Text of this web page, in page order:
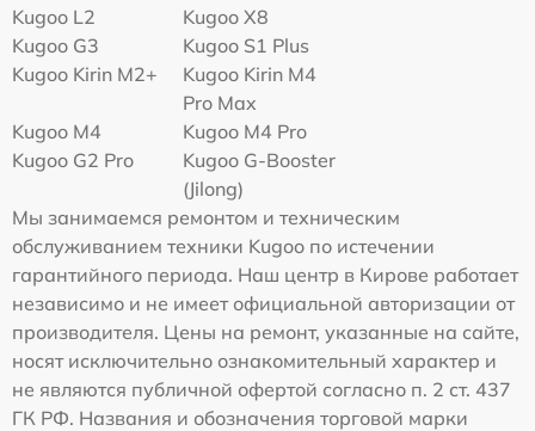
Kugoo L2
Kugoo X8
Kugoo G3
Kugoo S1 Plus
Kugoo Kirin M2+
Kugoo Kirin M4
Pro Max
Kugoo M4
Kugoo M4 Pro
Kugoo G2 Pro
Kugoo G-Booster
(Jilong)
Мы занимаемся ремонтом и техническим
обслуживанием техники Kugoo по истечении
гарантийного периода. Наш центр в Кирове работает
независимо и не имеет официальной авторизации от
производителя. Цены на ремонт, указанные на сайте,
носят исключительно ознакомительный характер и
не являются публичной офертой согласно п. 2 ст. 437
ГК РФ. Названия и обозначения торговой марки